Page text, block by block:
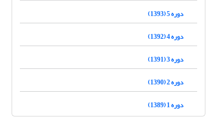
دوره 5 (1393)
دوره 4 (1392)
دوره 3 (1391)
دوره 2 (1390)
دوره 1 (1389)